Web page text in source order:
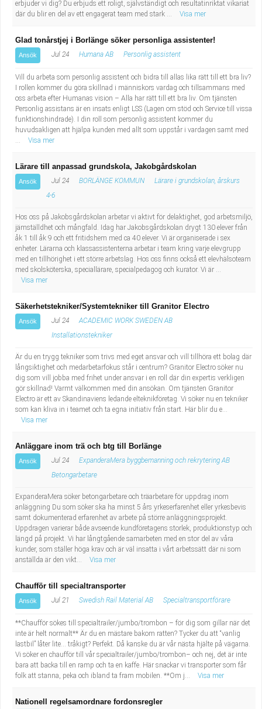
erbjuder vi dig? Du erbjuds ett roligt, självständigt och resultatinriktat vikariat
där du blir en del av ett engagerat team med stark ...
Visa mer
Glad tonårstjej i Borlänge söker personliga assistenter!
Ansök Jul 24 Humana AB Personlig assistent
Vill du arbeta som personlig assistent och bidra till allas lika rätt till ett bra liv?
I rollen kommer du göra skillnad i människors vardag och tillsammans med
oss arbeta efter Humanas vision – Alla har rätt till ett bra liv. Om tjänsten
Personlig assistans är en insats enligt LSS (Lagen om stöd och Service till vissa
funktionshindrade). I din roll som personlig assistent kommer du
huvudsakligen att hjälpa kunden med allt som uppstår i vardagen samt med
...
Visa mer
Lärare till anpassad grundskola, Jakobgårdskolan
Ansök Jul 24 BORLÄNGE KOMMUN
Lärare i grundskolan, årskurs
4-6
Hos oss på Jakobsgårdskolan arbetar vi aktivt för delaktighet, god arbetsmiljö,
jämställdhet och mångfald. Idag har Jakobsgårdskolan drygt 130 elever från
åk 1 till åk 9 och ett fritidshem med ca 40 elever. Vi är organiserade i sex
enheter. Lärarna och klassassistenterna arbetar i team kring varje elevgrupp
med en tillhörighet i ett större arbetslag. Hos oss finns också ett elevhälsoteam
med skolsköterska, speciallärare, specialpedagog och kurator. Vi är ...
Visa mer
Säkerhetstekniker/Systemtekniker till Granitor Electro
Ansök Jul 24
ACADEMIC WORK SWEDEN AB
Installationstekniker
Är du en trygg tekniker som trivs med eget ansvar och vill tillhöra ett bolag där
långsiktighet och medarbetarfokus står i centrum? Granitor Electro söker nu
dig som vill jobba med frihet under ansvar i en roll där din expertis verkligen
gör skillnad! Varmt välkommen med din ansökan. Om tjänsten Granitor
Electro är ett av Skandinaviens ledande elteknikföretag. Vi söker nu en tekniker
som kan kliva in i teamet och ta egna initiativ från start. Här blir du e...
Visa mer
Anläggare inom trä och btg till Borlänge
Ansök Jul 24
ExpanderaMera byggbemanning och rekrytering AB
Betongarbetare
ExpanderaMera söker betongarbetare och träarbetare för uppdrag inom
anläggning Du som söker ska ha minst 5 års yrkeserfarenhet eller yrkesbevis
samt dokumenterad erfarenhet av arbete på större anläggningsprojekt.
Uppdragen varierar både avseende kundföretagens storlek, produktionstyp och
längd på projekt. Vi har långtgående samarbeten med en stor del av våra
kunder, som ställer höga krav och är väl insatta i vårt arbetssätt där ni som
anställda är den vikt...
Visa mer
Chaufför till specialtransporter
Ansök Jul 21 Swedish Rail Material AB Specialtransportförare
**Chaufför sökes till specialtrailer/jumbo/trombon – för dig som gillar när det
inte är helt normalt** Är du en mästare bakom ratten? Tycker du att “vanlig
lastbil” låter lite… tråkigt? Perfekt. Då kanske du är vår nästa hjälte på vägarna.
Vi söker en chaufför till vår specialtrailer/jumbo/trombon– och nej, det är inte
bara att backa till en ramp och ta en kaffe. Här snackar vi transporter som får
folk att stanna, peka och ibland ta fram mobilen. **Om j...
Visa mer
Nationell regelsamordnare fordonsregler